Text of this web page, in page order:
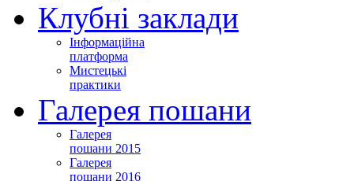
Клубні заклади
Інформаційна
платформа
Мистецькі
практики
Галерея пошани
Галерея
пошани 2015
Галерея
пошани 2016